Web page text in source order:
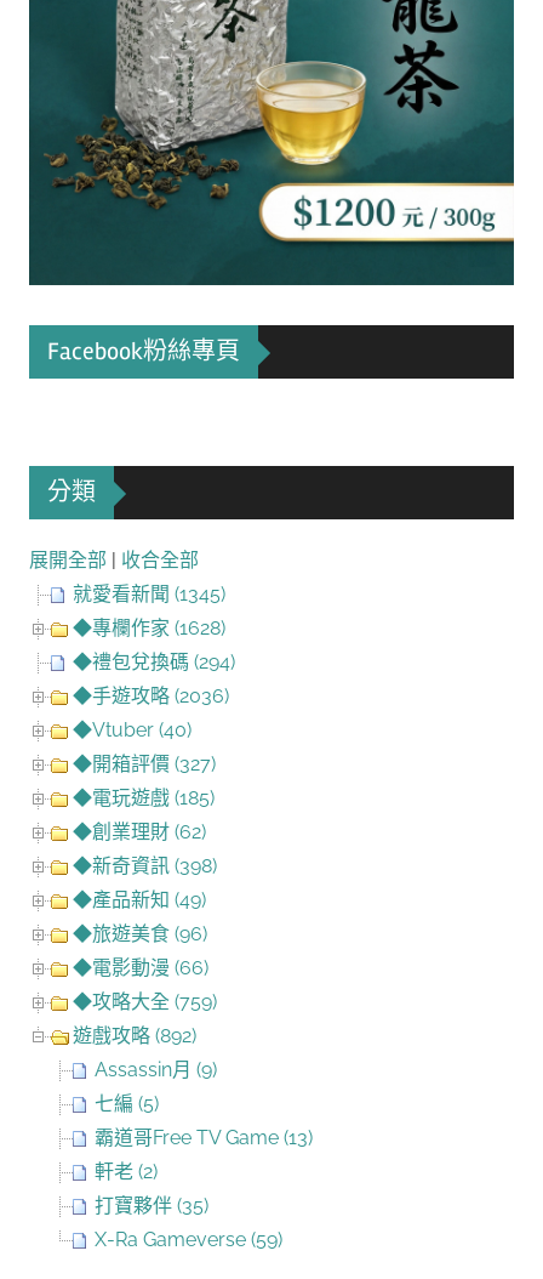
Facebook粉絲專頁
分類
展開全部 | 收合全部
就愛看新聞 (1345)
◆專欄作家 (1628)
◆禮包兌換碼 (294)
◆手遊攻略 (2036)
◆Vtuber (40)
◆開箱評價 (327)
◆電玩遊戲 (185)
◆創業理財 (62)
◆新奇資訊 (398)
◆產品新知 (49)
◆旅遊美食 (96)
◆電影動漫 (66)
◆攻略大全 (759)
遊戲攻略 (892)
Assassin月 (9)
七編 (5)
霸道哥Free TV Game (13)
軒老 (2)
打寶夥伴 (35)
X-Ra Gameverse (59)